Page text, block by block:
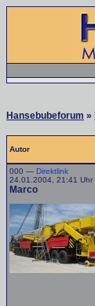
Hansebubeforum »
Autor
000 — Direktlink
24.01.2004, 21:41 Uhr
Marco